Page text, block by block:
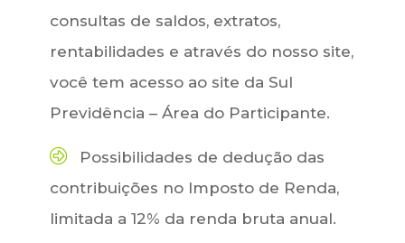
consultas de saldos, extratos,
rentabilidades e através do nosso site,
você tem acesso ao site da Sul
Previdência – Área do Participante.
Possibilidades de dedução das
contribuições no Imposto de Renda,
limitada a 12% da renda bruta anual.